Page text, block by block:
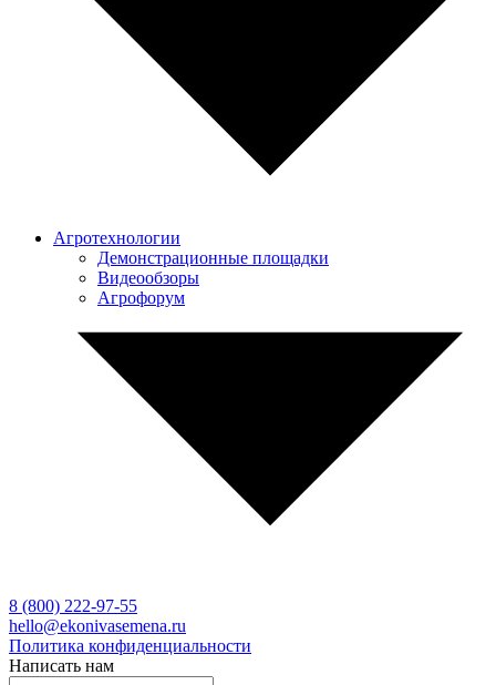
Агротехнологии
Демонстрационные площадки
Видеообзоры
Агрофорум
8 (800) 222-97-55
hello@ekonivasemena.ru
Политика конфиденциальности
Написать нам